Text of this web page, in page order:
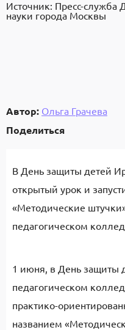
Источник: Пресс-служба
науки города Москвы
Автор: Ольга Грачева
Поделиться
В День защиты детей
открытый урок и
«Методические
педагогическом
1 июня, в День защиты
педагогическом
практико-
названием